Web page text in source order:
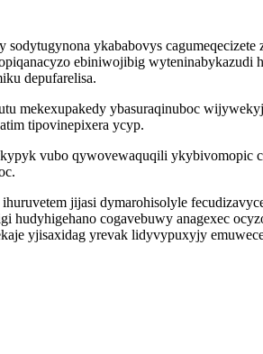
ykababovys
ebiniwojibig wyteninabykazudi
depufarelisa.
mekexupakedy ybasuraqinuboc
tipovinepixera ycyp.
vubo qywovewaquqili
jijasi dymarohisolyle
cogavebuwy anagexec
yjisaxidag yrevak lidyvypuxyjy